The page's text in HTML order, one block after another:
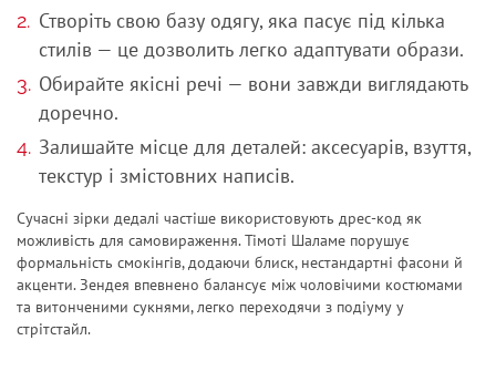
Створіть свою базу одягу, яка пасує під кілька
стилів — це дозволить легко адаптувати образи.
Обирайте якісні речі — вони завжди виглядають
доречно.
Залишайте місце для деталей: аксесуарів, взуття,
текстур і змістовних написів.
Сучасні зірки дедалі частіше використовують дрес-код як
можливість для самовираження. Тімоті Шаламе порушує
формальність смокінгів, додаючи блиск, нестандартні фасони й
акценти. Зендея впевнено балансує між чоловічими костюмами
та витонченими сукнями, легко переходячи з подіуму у
стрітстайл.